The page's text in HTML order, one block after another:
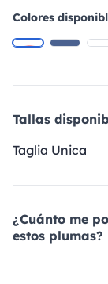
Colores
Tallas
Taglia Unica
¿Cuánto me
estos plumas?